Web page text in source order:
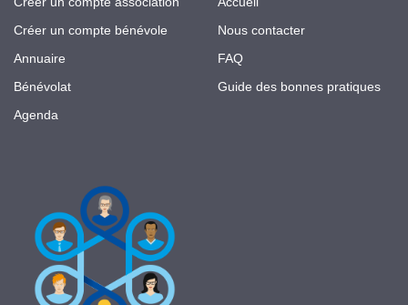
Créer un compte bénévole
Annuaire
Bénévolat
Agenda
Nous contacter
FAQ
Guide des bonnes pratiques